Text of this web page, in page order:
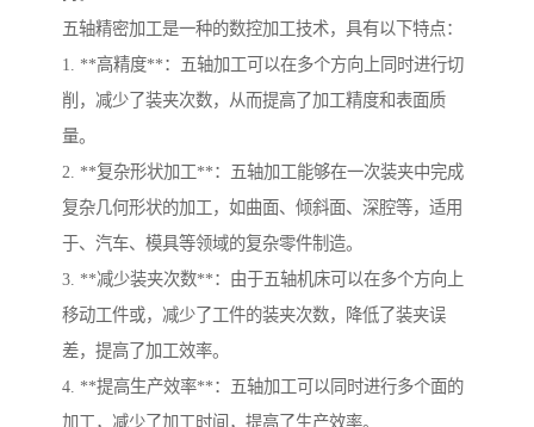
五轴精密加工是一种的数控加工技术，具有以下特点：
1. **高精度**：五轴加工可以在多个方向上同时进行切
削，减少了装夹次数，从而提高了加工精度和表面质
量。
2. **复杂形状加工**：五轴加工能够在一次装夹中完成
复杂几何形状的加工，如曲面、倾斜面、深腔等，适用
于、汽车、模具等领域的复杂零件制造。
3. **减少装夹次数**：由于五轴机床可以在多个方向上
移动工件或，减少了工件的装夹次数，降低了装夹误
差，提高了加工效率。
4. **提高生产效率**：五轴加工可以同时进行多个面的
加工，减少了加工时间，提高了生产效率。